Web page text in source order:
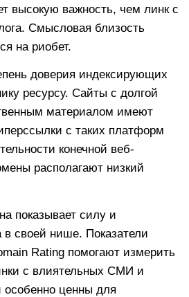
высокую важность, чем линк с
Смысловая близость
на риобет.
доверия индексирующих
ресурсу. Сайты с долгой
материалом имеют
с таких платформ
конечной веб-
располагают низкий
показывает силу и
в своей нише. Показатели
Rating помогают измерить
с влиятельных СМИ и
ценны для